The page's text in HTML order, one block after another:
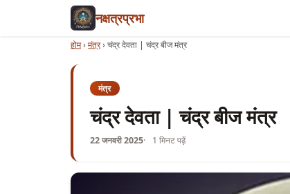
नक्षत्रप्रभा
होम›मंत्र›चंद्र देवता | चंद्र बीज मंत्र
मंत्र
चंद्र देवता | चंद्र बीज मंत्र
22 जनवरी 2025 1 मिनट पढ़ें